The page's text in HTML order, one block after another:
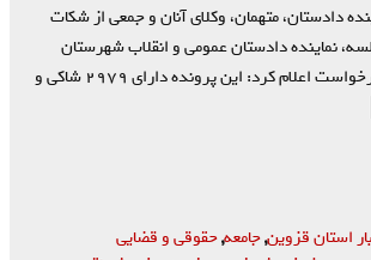
دادستان، متهمان، وکلای آنان و جمعی از شکات
نماینده دادستان عمومی و انقلاب شهرستان
تاکستان با قرائت کیفرخواست اعلام کرد: این پرونده دارای ۲۹۷۹ شاکی و
استان قزوین,جامعه,حقوقی و قضایی